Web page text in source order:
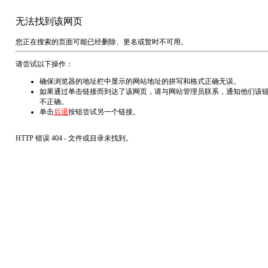
无法找到该网页
您正在搜索的页面可能已经删除、更名或暂时不可用。
请尝试以下操作：
确保浏览器的地址栏中显示的网站地址的拼写和格式正确无误。
如果通过单击链接而到达了该网页，请与网站管理员联系，通知他们该
不正确。
单击后退按钮尝试另一个链接。
HTTP 错误 404 - 文件或目录未找到。